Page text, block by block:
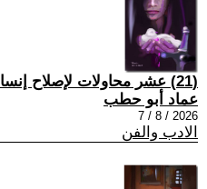
(21) عشر محاولات لإصلاح إنسان لا يملك قطع الغيار
عماد أبو حطب
2026 / 8 / 7
الادب والفن